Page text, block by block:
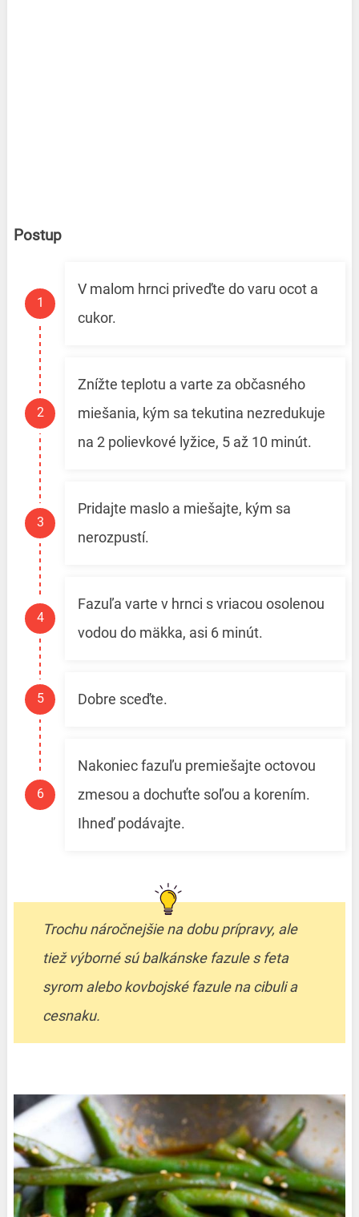
Postup
V malom hrnci priveďte do varu ocot a
cukor.
Znížte teplotu a varte za občasného
miešania, kým sa tekutina nezredukuje
na 2 polievkové lyžice, 5 až 10 minút.
Pridajte maslo a miešajte, kým sa
nerozpustí.
Fazuľa varte v hrnci s vriacou osolenou
vodou do mäkka, asi 6 minút.
Dobre sceďte.
Nakoniec fazuľu premiešajte octovou
zmesou a dochuťte soľou a korením.
Ihneď podávajte.
Trochu náročnejšie na dobu prípravy, ale
tiež výborné sú balkánske fazule s feta
syrom alebo kovbojské fazule na cibuli a
cesnaku.